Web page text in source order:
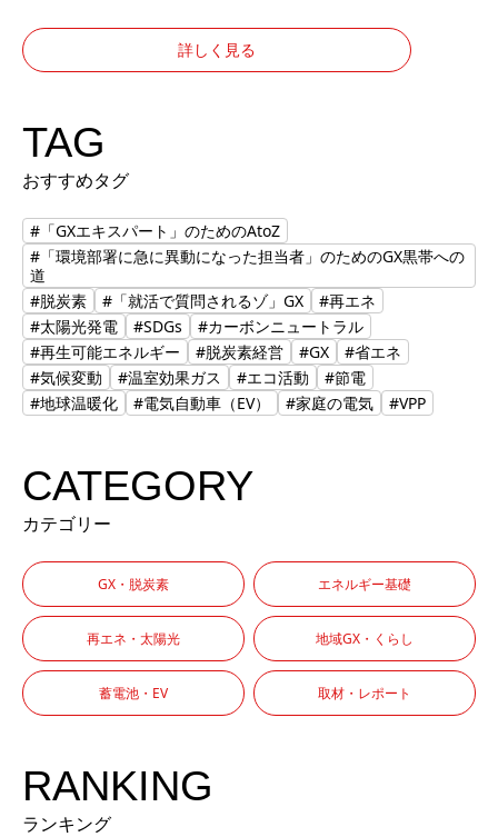
詳しく見る
TAG
おすすめタグ
#「GXエキスパート」のためのAtoZ
#「環境部署に急に異動になった担当者」のためのGX黒帯への
道
#脱炭素
#「就活で質問されるゾ」GX
#再エネ
#太陽光発電
#SDGs
#カーボンニュートラル
#再生可能エネルギー
#脱炭素経営 #GX
#省エネ
#気候変動
#温室効果ガス #エコ活動
#節電
#地球温暖化
#電気自動車（EV） #家庭の電気 #VPP
CATEGORY
カテゴリー
GX・脱炭素 エネルギー基礎
再エネ・太陽光 地域GX・くらし
蓄電池・EV 取材・レポート
RANKING
ランキング